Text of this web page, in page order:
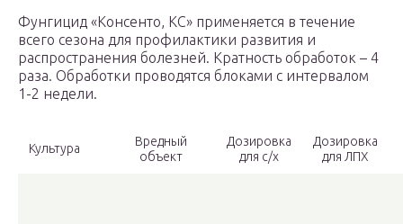
Фунгицид «Консенто, КС» применяется в течение
всего сезона для профилактики развития и
распространения болезней. Кратность обработок – 4
раза. Обработки проводятся блоками с интервалом
1-2 недели.
Культура
Вредный
объект
Дозировка
для с/х
Дозировка
для ЛПХ